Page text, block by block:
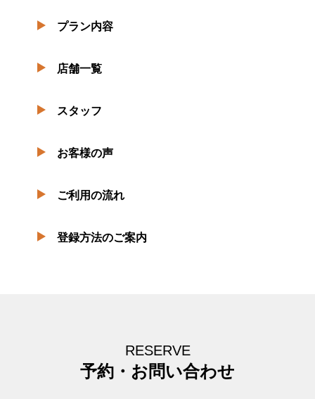
プラン内容
店舗一覧
スタッフ
お客様の声
ご利用の流れ
登録方法のご案内
RESERVE
予約・お問い合わせ